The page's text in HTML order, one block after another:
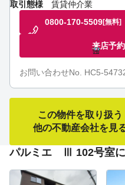
取引態様
賃貸仲介業
0800-170-5509[無料]
来店予
お問い合わせNo. HC5-
この物件を取り扱う
他の不動産会社を見
パルミエ Ⅲ 102号室に